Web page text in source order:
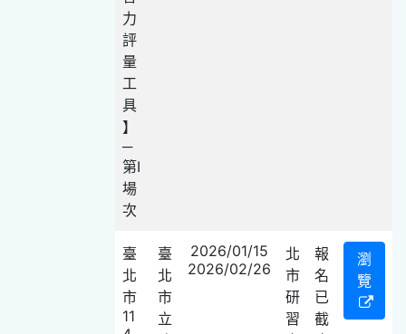
力
評
量
工
具
】
─
第I
場
次
臺
北
市
11
臺
北
市
立
2026/01/15
2026/02/26
北
市
研
習
報
名
已
截
瀏
覽